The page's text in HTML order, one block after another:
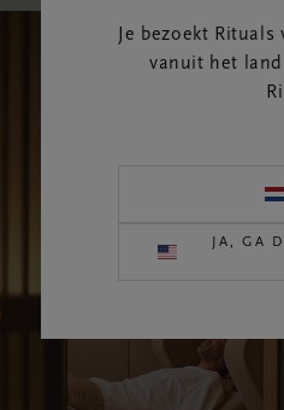
Je bezoekt
vanuit het
JA, GA DOOR